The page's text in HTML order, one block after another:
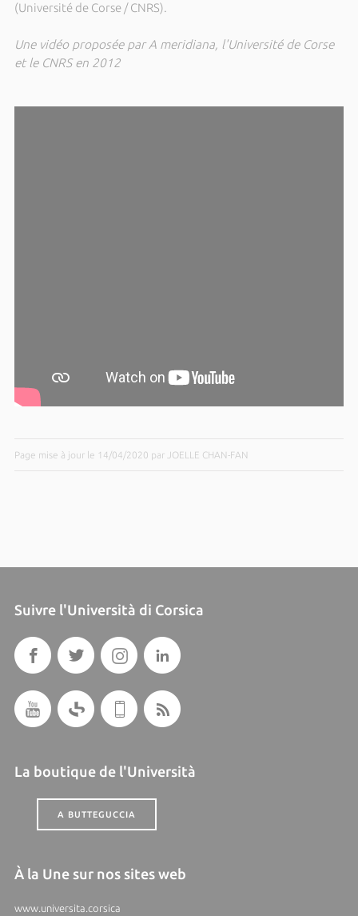
(Université de Corse / CNRS).
Une vidéo proposée par A meridiana, l'Université de Corse
et le CNRS en 2012
Page mise à jour le 14/04/2020 par JOELLE CHAN-FAN
Suivre l'Università di Corsica
La boutique de l'Università
A BUTTEGUCCIA
À la Une sur nos sites web
www.universita.corsica